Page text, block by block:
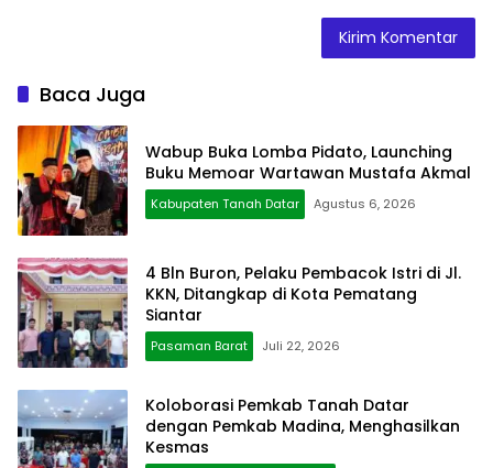
Baca Juga
Wabup Buka Lomba Pidato, Launching
Buku Memoar Wartawan Mustafa Akmal
Kabupaten Tanah Datar Agustus 6, 2026
4 Bln Buron, Pelaku Pembacok Istri di Jl.
KKN, Ditangkap di Kota Pematang
Siantar
Pasaman Barat Juli 22, 2026
Koloborasi Pemkab Tanah Datar
dengan Pemkab Madina, Menghasilkan
Kesmas